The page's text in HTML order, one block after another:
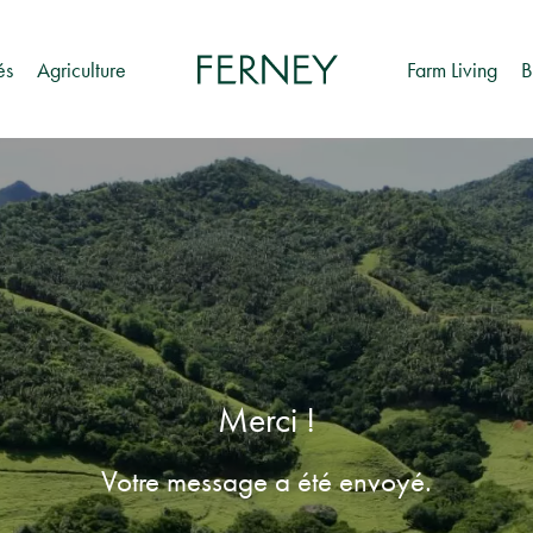
Agriculture Farm Living
Merci !
Votre message a été envoyé.